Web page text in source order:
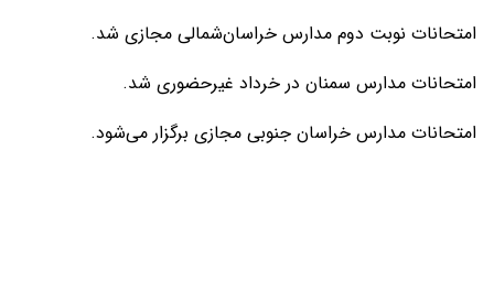
امتحانات نوبت دوم مدارس خراسان‌شمالی مجازی شد.
امتحانات مدارس سمنان در خرداد غیرحضوری شد.
امتحانات مدارس خراسان جنوبی مجازی برگزار می‌شود.